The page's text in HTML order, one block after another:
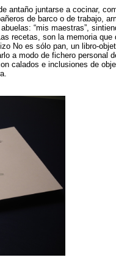
antaño juntarse a cocinar,
de barco o de trabajo,
“mis maestras”,
recetas, son la memoria
No es sólo pan, un libro-
a modo de fichero personal
calados e inclusiones de